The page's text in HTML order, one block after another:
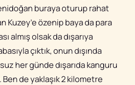
buraya oturup rahat
Kuzey’e özenip baya da para
almış olsak da dışarıya
çıktık, onun dışında
her günde dışarıda kanguru
de yaklaşık 2 kilometre